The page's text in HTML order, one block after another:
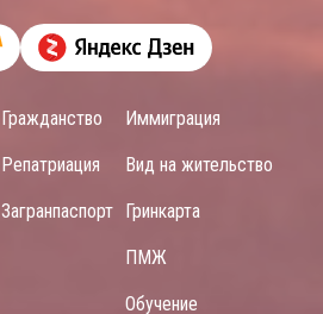
Гражданство
Репатриация
Загранпаспорт
Иммиграция
Вид на жительство
Гринкарта
ПМЖ
Обучение